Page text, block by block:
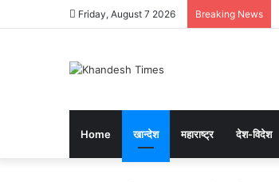
Friday, August 7 2026 Breaking News
Home खान्देश महाराष्ट्र देश-विदेश